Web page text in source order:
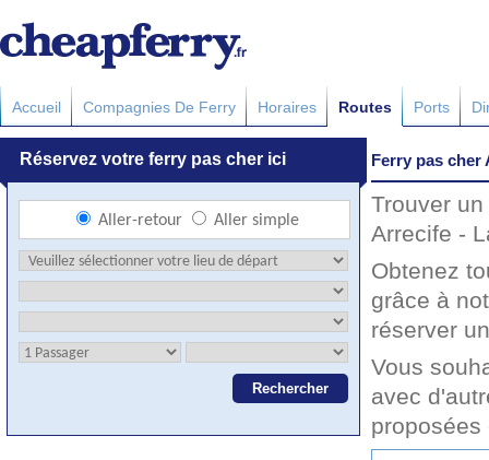
Accueil Compagnies De Ferry Horaires Routes Ports
Ferry pas cher
Trouver
Arrecife -
Obtenez
grâce à
réserver
Vous
avec
proposées